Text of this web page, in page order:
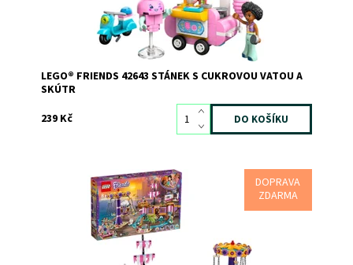
LEGO® FRIENDS 42643 STÁNEK S CUKROVOU VATOU A
SKÚTR
239 Kč
DOPRAVA
ZDARMA
Užij si vzrušení a napětí v zábavním parku na molu v
městečku Heartlake!
Dostupnost:
Skladem2
5916
LEGO